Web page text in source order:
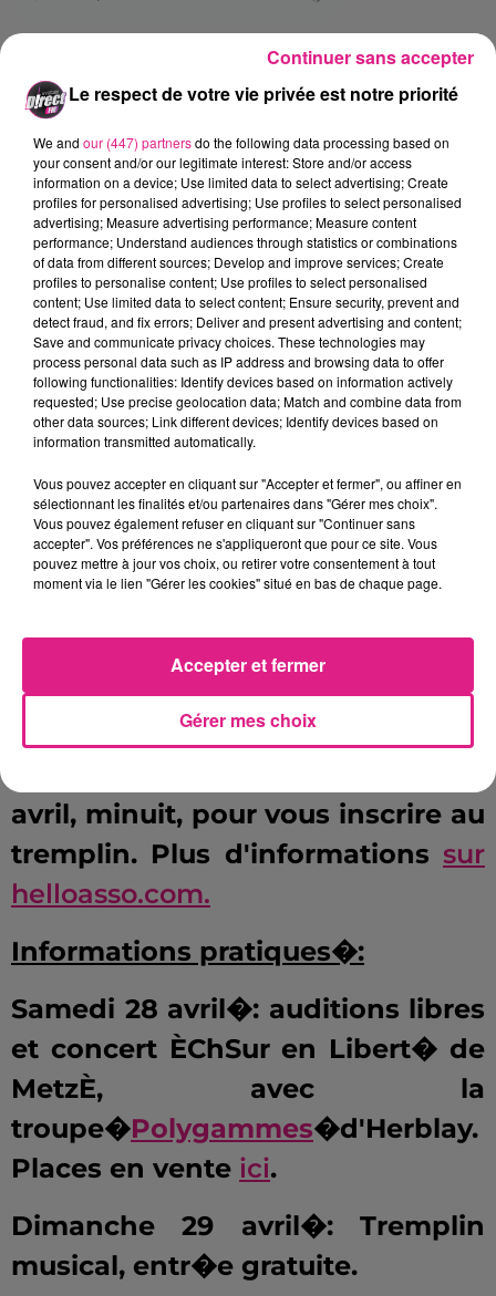
Les organisateurs ont surtout
souhait� faire Èperdurer l'esprit
du 11 janvier
È . ÈJ'ai le sentiment
d'un peu moins d'engouement
assure S�bastien Corroleur.La
libert� d'expression, �a fait un
petit peu peur aujourd'hui. Cela
devient un sujet explosif[...]�On
a une chance incroyable en
France de pouvoir dire et penser
ce qu'on veut. Il faut qu'on
continu � utiliser ce droit. Il faut
qu'on continue, nous citoyen, �
l'animerÈ .
Si vous �tes artiste en herbe et
que vous souhaitez participer,
avril, minuit, pour vous inscrire au
tremplin. Plus d'informations sur
helloasso.com.
Informations pratiques�:
Samedi 28 avril�: auditions libres
et concert ÈChSur en Libert� de
MetzÈ, avec la
troupe�Polygammes�d'Herblay.
Places en vente ici.
Dimanche 29 avril�: Tremplin
musical, entr�e gratuite.
Le respect de votre vie privée est notre priorité
We and our (447) partnersdo the following data processing based on
your consent and/or our legitimate interest: Store and/or access
information on a device; Use limited data to select advertising; Create
profiles for personalised advertising; Use profiles to select personalised
advertising; Measure advertising performance; Measure content
performance; Understand audiences through statistics or combinations
of data from different sources; Develop and improve services; Create
profiles to personalise content; Use profiles to select personalised
content; Use limited data to select content; Ensure security, prevent and
detect fraud, and fix errors; Deliver and present advertising and content;
Save and communicate privacy choices. These technologies may
process personal data such as IP address and browsing data to offer
following functionalities: Identify devices based on information actively
requested; Use precise geolocation data; Match and combine data from
other data sources; Link different devices; Identify devices based on
information transmitted automatically.
Vous pouvez accepter en cliquant sur "Accepter et fermer", ou affiner en
sélectionnant les finalités et/ou partenaires dans "Gérer mes choix".
Vous pouvez également refuser en cliquant sur "Continuer sans
accepter". Vos préférences ne s'appliqueront que pour ce site. Vous
pouvez mettre à jour vos choix, ou retirer votre consentement à tout
moment via le lien "Gérer les cookies" situé en bas de chaque page.
Gérer mes choix
Accepter et fermer
Continuer sans accepter